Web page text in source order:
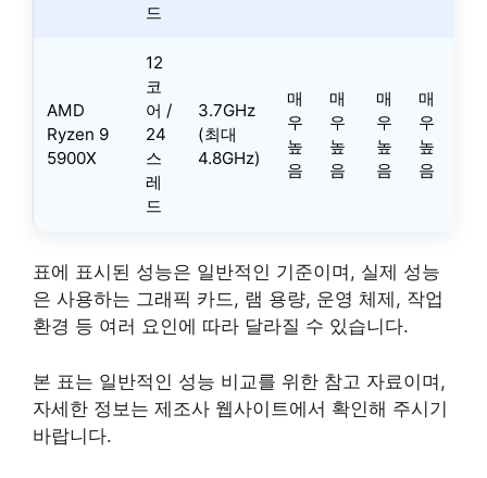
드
AMD
Ryzen 9
5900X
12
코
어 /
24
스
레
드
3.7GHz
(최대
4.8GHz)
매
우
높
음
매
우
높
음
매
우
높
음
매
우
높
음
표에 표시된 성능은 일반적인 기준이며, 실제 성능
은 사용하는 그래픽 카드, 램 용량, 운영 체제, 작업
환경 등 여러 요인에 따라 달라질 수 있습니다.
본 표는 일반적인 성능 비교를 위한 참고 자료이며,
자세한 정보는 제조사 웹사이트에서 확인해 주시기
바랍니다.